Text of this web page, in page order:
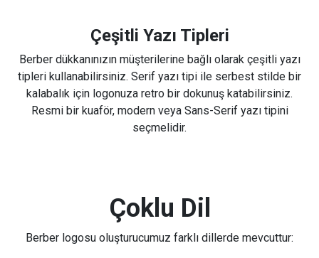
Çeşitli Yazı Tipleri
Berber dükkanınızın müşterilerine bağlı olarak çeşitli yazı
tipleri kullanabilirsiniz. Serif yazı tipi ile serbest stilde bir
kalabalık için logonuza retro bir dokunuş katabilirsiniz.
Resmi bir kuaför, modern veya Sans-Serif yazı tipini
seçmelidir.
Çoklu Dil
Berber logosu oluşturucumuz farklı dillerde mevcuttur: